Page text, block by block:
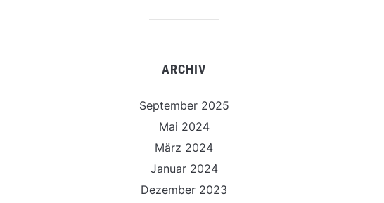
ARCHIV
September 2025
Mai 2024
März 2024
Januar 2024
Dezember 2023